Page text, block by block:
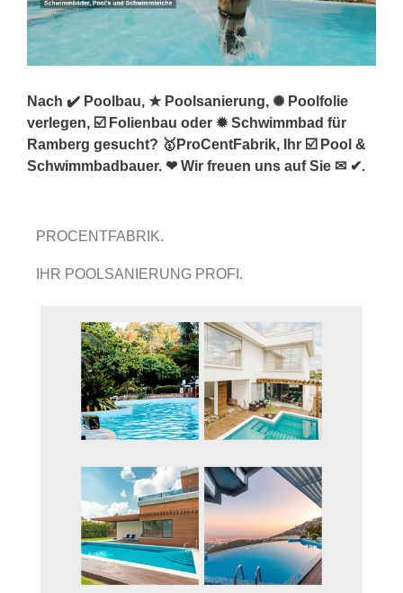
Nach ✔️ Poolbau, ★ Poolsanierung, ✺ Poolfolie
verlegen, ☑️ Folienbau oder ✹ Schwimmbad für
Ramberg gesucht? 🥇ProCentFabrik, Ihr ☑️ Pool &
Schwimmbadbauer. ❤ Wir freuen uns auf Sie ✉ ✔.
PROCENTFABRIK.
IHR POOLSANIERUNG PROFI.